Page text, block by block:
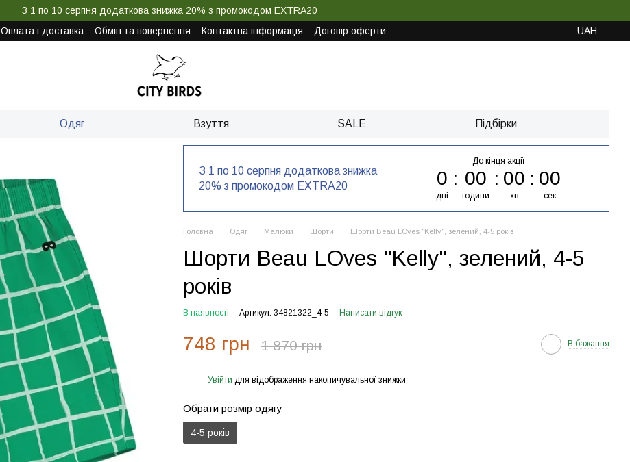
З 1 по 10 серпня додаткова знижка 20% з промокодом EXTRA20
Оплата і доставка Обмін та повернення Контактна інформація Договір оферти UAH
Одяг Взуття SALE Підбірки
З 1 по 10 серпня додаткова знижка
20% з промокодом EXTRA20
До кінця акції
0
дні
00
години
00
хв
00
сек
Головна Одяг Малюки Шорти Шорти Beau LOves "Kelly", зелений, 4-5 років
Шорти Beau LOves "Kelly", зелений, 4-5
років
В наявності Артикул: 34821322_4-5 Написати відгук
748 грн 1 870 грн В бажання
Увійти для відображення накопичувальної знижки
Обрати розмір одягу
4-5 років